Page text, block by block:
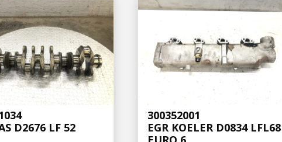
D2676 LF 52
300352001
EGR KOELER D0834 LFL68